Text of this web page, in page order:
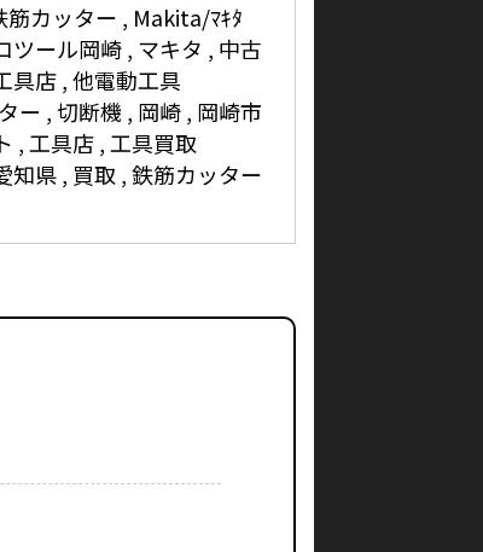
筋カッター
Makita/ﾏｷﾀ
ツール岡崎 マキタ
中古
具店 他電動工具
ー 切断機 岡崎 岡崎市
工具店 工具買取
知県 買取 鉄筋カッター